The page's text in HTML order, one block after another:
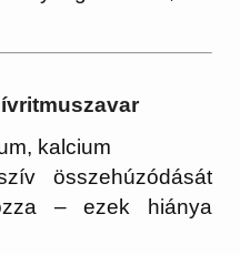
kalcium
összehúzódását
– ezek hiánya